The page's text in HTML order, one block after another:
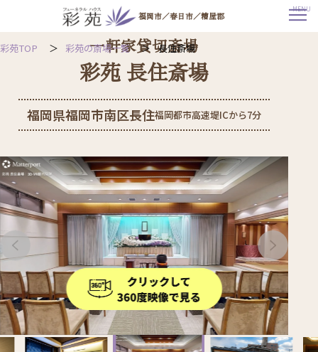
福岡市／春日市／糟屋郡
MENU
彩苑TOP 彩苑の斎場一覧 長住斎場
福
岡
彩
苑
長
住
斎
場
一軒家貸切斎場
彩苑 長住斎場
福岡県福岡市南区長住福岡都市高速堤ICから7分